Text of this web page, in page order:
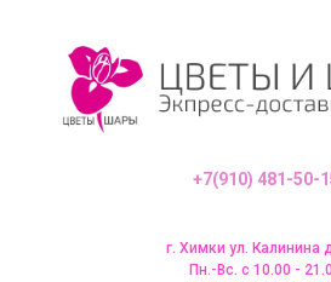
+7(910) 481-50-1
г. Химки ул. Калинина
Пн.-Вс. с 10.00 -